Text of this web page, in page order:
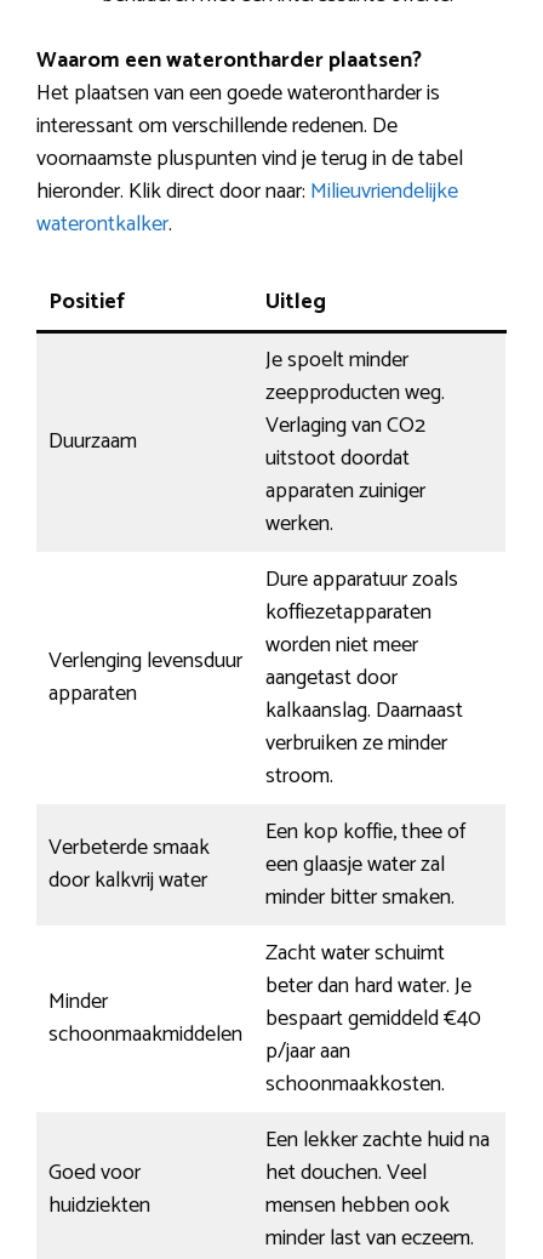
Waarom een waterontharder plaatsen?
Het plaatsen van een goede waterontharder is
interessant om verschillende redenen. De
voornaamste pluspunten vind je terug in de tabel
hieronder. Klik direct door naar: Milieuvriendelijke
waterontkalker.
Positief Uitleg
Duurzaam
Je spoelt minder
zeepproducten weg.
Verlaging van CO2
uitstoot doordat
apparaten zuiniger
werken.
Verlenging levensduur
apparaten
Dure apparatuur zoals
koffiezetapparaten
worden niet meer
aangetast door
kalkaanslag. Daarnaast
verbruiken ze minder
stroom.
Verbeterde smaak
door kalkvrij water
Een kop koffie, thee of
een glaasje water zal
minder bitter smaken.
Minder
schoonmaakmiddelen
Zacht water schuimt
beter dan hard water. Je
bespaart gemiddeld €40
p/jaar aan
schoonmaakkosten.
Goed voor
huidziekten
Een lekker zachte huid na
het douchen. Veel
mensen hebben ook
minder last van eczeem.